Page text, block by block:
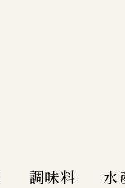
調味料 水